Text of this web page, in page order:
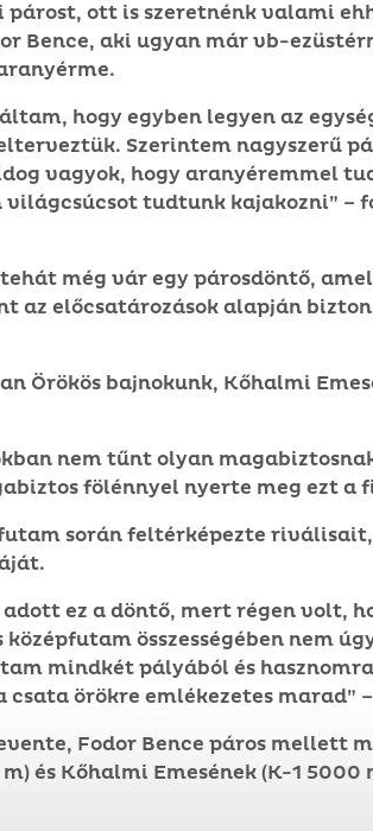
párost, ott is szeretnénk valami
Bence, aki ugyan már vb-
hogy egyben legyen az
Szerintem nagyszerű
vagyok, hogy aranyéremmel
világcsúcsot tudtunk kajakozni” –
még vár egy párosdöntő,
az előcsatározások alapján
Örökös bajnokunk, Kőhalmi
nem tűnt olyan
fölénnyel nyerte meg ezt a
során feltérképezte
adott ez a döntő, mert régen volt,
középfutam összességében nem
mindkét pályából és
csata örökre emlékezetes marad”
Fodor Bence páros mellett
és Kőhalmi Emesének (K-1